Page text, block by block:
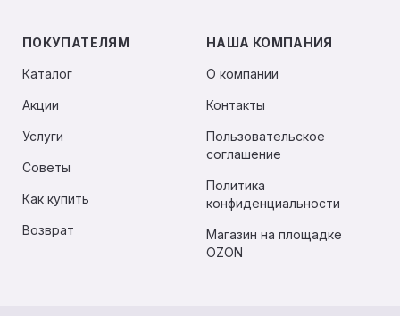
ПОКУПАТЕЛЯМ
Каталог
Акции
Услуги
Советы
Как купить
Возврат
НАША КОМПАНИЯ
О компании
Контакты
Пользовательское
соглашение
Политика
конфиденциальности
Магазин на площадке
OZON